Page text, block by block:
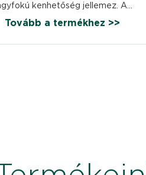
kenhetőség jellemez. A...
Tovább a termékhez >>